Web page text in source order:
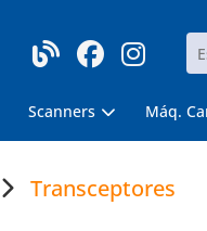
Scanners Máq.
Transceptores